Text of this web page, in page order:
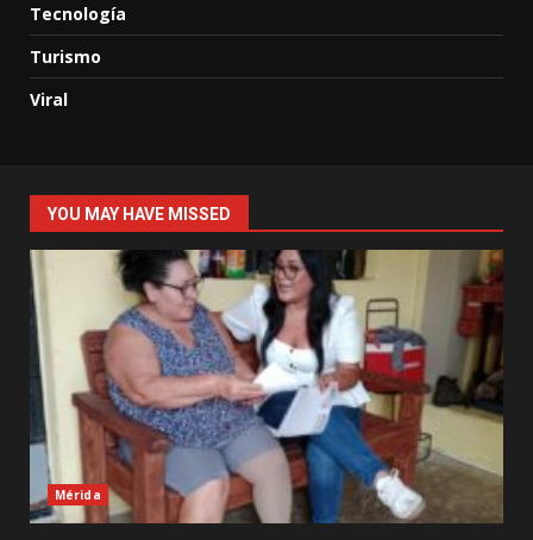
Tecnología
Turismo
Viral
YOU MAY HAVE MISSED
Mérida